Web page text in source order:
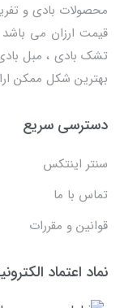
محصولات بادی و
قیمت ارزان می
تشک بادی ، مبل
بهترین شکل ممکن
دسترسی سریع
سنتر اینتکس
تماس با ما
قوانین و مقررات
نماد اعتماد